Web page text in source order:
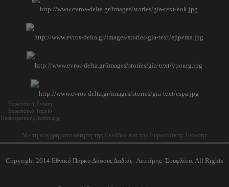
Ευρωπαϊκή Ένωση
Ευρωπαϊκό Ταμείο
Περιφερειακής Ανάπτυξης
Με τη συγχρηματοδότηση της Ελλάδας και της Ευρωπαϊκής Ένωσης
Copyright 2014 Εθνικό Πάρκο Δάσους Δαδιάς–Λευκίμης–Σουφλίου. All Rights